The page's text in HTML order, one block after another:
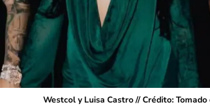
Westcol y Luisa Castro // Crédito: